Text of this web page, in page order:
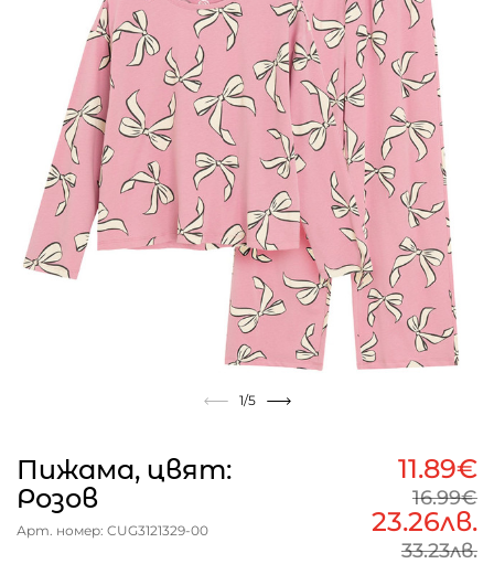
1/5
Пижама, цвят:
Розов
Арт. номер: CUG3121329-00
11.89€
16.99€
23.26лв.
33.23лв.